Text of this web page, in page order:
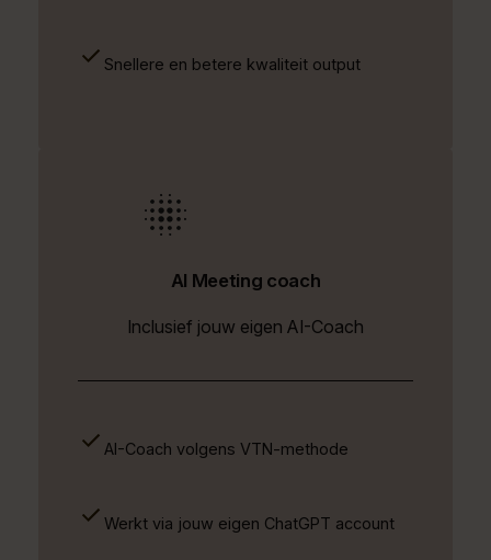
Snellere en betere kwaliteit output
AI Meeting coach
Inclusief jouw eigen AI-Coach
AI-Coach volgens VTN-methode
Werkt via jouw eigen ChatGPT account